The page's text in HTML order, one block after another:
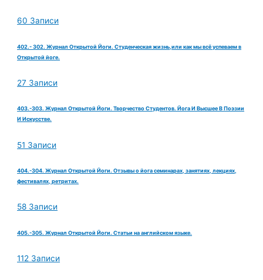
60 Записи
402.- 302. Журнал Открытой Йоги. Студенческая жизнь,или как мы всё успеваем в
Открытой йоге.
27 Записи
403.-303. Журнал Открытой Йоги. Творчество Студентов. Йога И Высшее В Поэзии
И Искусстве.
51 Записи
404.-304. Журнал Открытой Йоги. Отзывы о йога семинарах, занятиях, лекциях,
фестивалях, ретритах.
58 Записи
405.-305. Журнал Открытой Йоги. Статьи на английском языке.
112 Записи